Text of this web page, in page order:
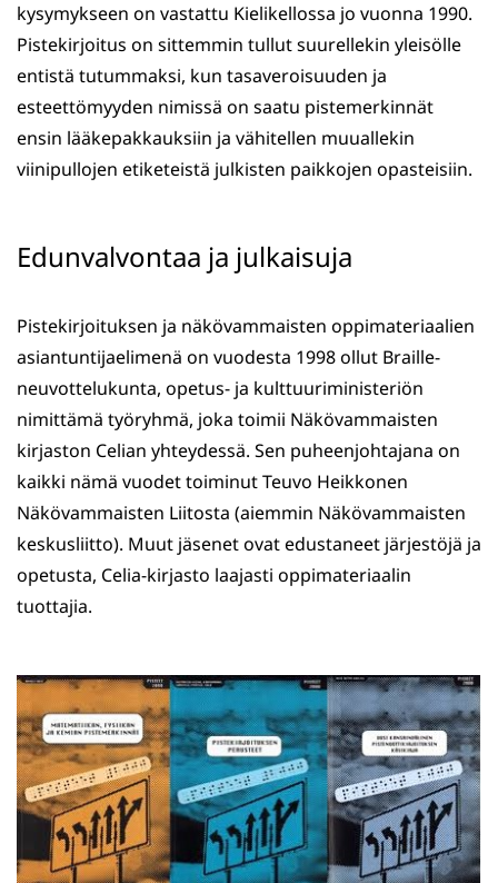
kysymykseen on vastattu Kielikellossa jo vuonna 1990.
Pistekirjoitus on sittemmin tullut suurellekin yleisölle
entistä tutummaksi, kun tasaveroisuuden ja
esteettömyyden nimissä on saatu pistemerkinnät
ensin lääkepakkauksiin ja vähitellen muuallekin
viinipullojen etiketeistä julkisten paikkojen opasteisiin.
Edunvalvontaa ja julkaisuja
Pistekirjoituksen ja näkövammaisten oppimateriaalien
asiantuntijaelimenä on vuodesta 1998 ollut Braille-
neuvottelukunta, opetus- ja kulttuuriministeriön
nimittämä työryhmä, joka toimii Näkövammaisten
kirjaston Celian yhteydessä. Sen puheenjohtajana on
kaikki nämä vuodet toiminut Teuvo Heikkonen
Näkövammaisten Liitosta (aiemmin Näkövammaisten
keskusliitto). Muut jäsenet ovat edustaneet järjestöjä ja
opetusta, Celia-kirjasto laajasti oppimateriaalin
tuottajia.